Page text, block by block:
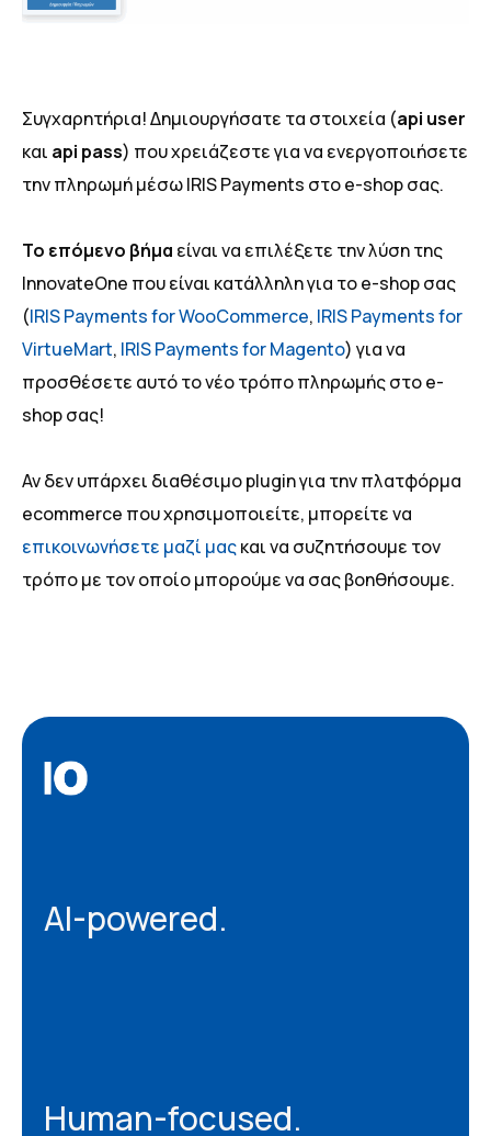
Συγχαρητήρια! Δημιουργήσατε τα στοιχεία (api user
και api pass) που χρειάζεστε για να ενεργοποιήσετε
την πληρωμή μέσω IRIS Payments στο e-shop σας.
Το επόμενο βήμα είναι να επιλέξετε την λύση της
InnovateOne που είναι κατάλληλη για το e-shop σας
(IRIS Payments for WooCommerce, IRIS Payments for
VirtueMart, IRIS Payments for Magento) για να
προσθέσετε αυτό το νέο τρόπο πληρωμής στο e-
shop σας!
Αν δεν υπάρχει διαθέσιμο plugin για την πλατφόρμα
ecommerce που χρησιμοποιείτε, μπορείτε να
επικοινωνήσετε μαζί μαςκαι να συζητήσουμε τον
τρόπο με τον οποίο μπορούμε να σας βοηθήσουμε.
AI-powered.
Human-focused.